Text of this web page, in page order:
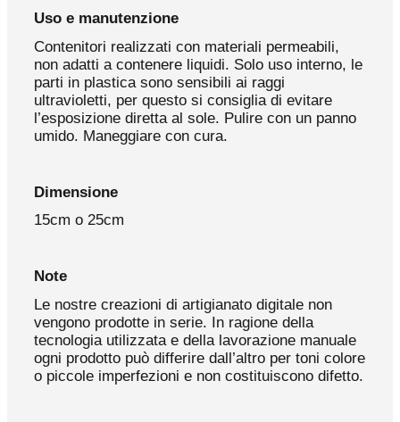
Uso e manutenzione
Contenitori realizzati con materiali permeabili,
non adatti a contenere liquidi. Solo uso interno, le
parti in plastica sono sensibili ai raggi
ultravioletti, per questo si consiglia di evitare
l’esposizione diretta al sole. Pulire con un panno
umido. Maneggiare con cura.
Dimensione
15cm o 25cm
Note
Le nostre creazioni di artigianato digitale non
vengono prodotte in serie. In ragione della
tecnologia utilizzata e della lavorazione manuale
ogni prodotto può differire dall’altro per toni colore
o piccole imperfezioni e non costituiscono difetto.